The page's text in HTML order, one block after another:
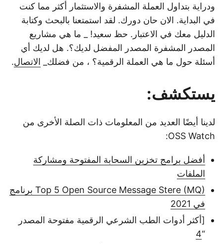
ودراية بتداول العملة المشفرة والاستثمار أكثر مما كنت
في البداية. الان حان دورك. لقد استمتعنا بالبحث وكتابة
الدليل معك في الاعتبار. حظ سعيد! _ ما هي مشاريع
المصدر المشفرة المصدر المفضل لديك؟. هل لديك أي
أسئلة حول ما هي العملة الرقمية؟ ، من فضلك_ الاتصال.
يستكشف:
لدينا أيضًا العديد من المعلومات ذات الصلة الأخرى من
OSS Watch:
أفضل برامج تخزين السحابة المفتوحة ومشاركة
الملفات
Top 5 Open Source Message Stere (MQ) برنامج
في 2021
[أكثر أدوات الطب الشرعي الرقمية مفتوحة المصدر
“
4